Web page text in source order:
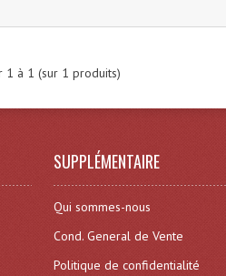
1 à 1 (sur 1 produits)
SUPPLÉMENTAIRE
Qui sommes-nous
Cond. General de Vente
Politique de confidentialité